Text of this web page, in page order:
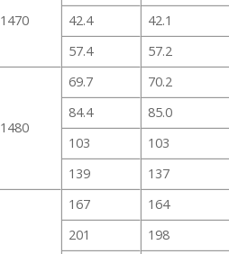
1470
42.4
42.1
57.4
57.2
1480
69.7
70.2
84.4
85.0
103
103
139
137
167
164
201
198